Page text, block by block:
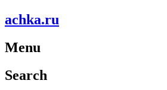
achka.ru
Menu
Search